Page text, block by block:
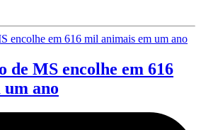
de MS encolhe em 616
ano